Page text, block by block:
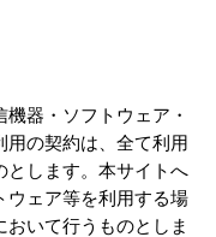
器・ソフトウェア・
用の契約は、全て利用
とします。本サイトへ
ウェア等を利用する場
いて行うものとしま